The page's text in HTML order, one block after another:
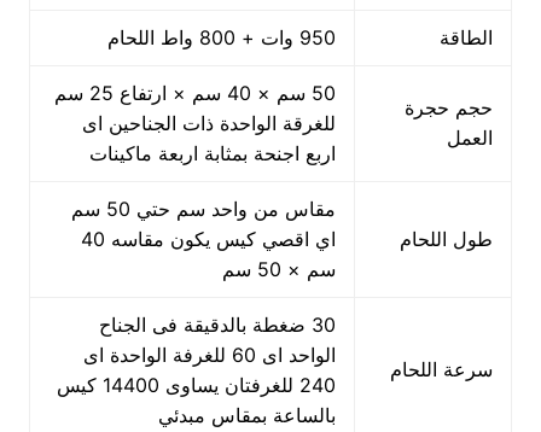
الطاقة 950 وات + 800 واط اللحام
حجم حجرة
العمل
50 سم × 40 سم × ارتفاع 25 سم
للغرقة الواحدة ذات الجناحين اى
اربع اجنحة بمثابة اربعة ماكينات
طول اللحام
مقاس من واحد سم حتي 50 سم
اي اقصي كيس يكون مقاسه 40
سم × 50 سم
سرعة اللحام
30 ضغطة بالدقيقة فى الجناح
الواحد اى 60 للغرفة الواحدة اى
240 للغرفتان يساوى 14400 كيس
بالساعة بمقاس مبدئي